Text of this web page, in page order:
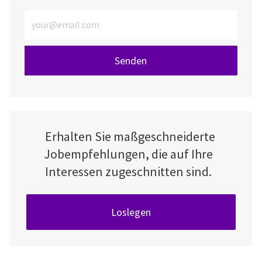
Senden
Erhalten Sie maßgeschneiderte
Jobempfehlungen, die auf Ihre
Interessen zugeschnitten sind.
Loslegen